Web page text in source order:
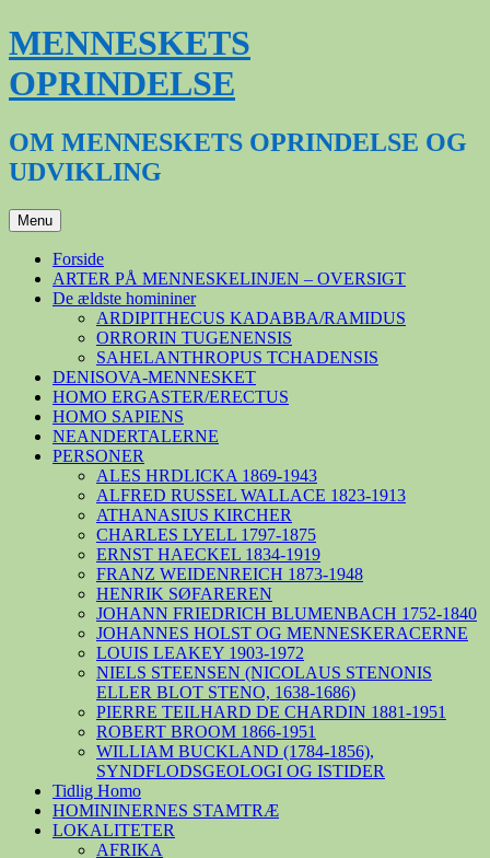
Hop
til
indhold
MENNESKETS
OPRINDELSE
OM MENNESKETS OPRINDELSE OG
UDVIKLING
Menu
Forside
ARTER PÅ MENNESKELINJEN – OVERSIGT
De ældste homininer
ARDIPITHECUS KADABBA/RAMIDUS
ORRORIN TUGENENSIS
SAHELANTHROPUS TCHADENSIS
DENISOVA-MENNESKET
HOMO ERGASTER/ERECTUS
HOMO SAPIENS
NEANDERTALERNE
PERSONER
ALES HRDLICKA 1869-1943
ALFRED RUSSEL WALLACE 1823-1913
ATHANASIUS KIRCHER
CHARLES LYELL 1797-1875
ERNST HAECKEL 1834-1919
FRANZ WEIDENREICH 1873-1948
HENRIK SØFAREREN
JOHANN FRIEDRICH BLUMENBACH 1752-1840
JOHANNES HOLST OG MENNESKERACERNE
LOUIS LEAKEY 1903-1972
NIELS STEENSEN (NICOLAUS STENONIS
ELLER BLOT STENO, 1638-1686)
PIERRE TEILHARD DE CHARDIN 1881-1951
ROBERT BROOM 1866-1951
WILLIAM BUCKLAND (1784-1856),
SYNDFLODSGEOLOGI OG ISTIDER
Tidlig Homo
HOMININERNES STAMTRÆ
LOKALITETER
AFRIKA